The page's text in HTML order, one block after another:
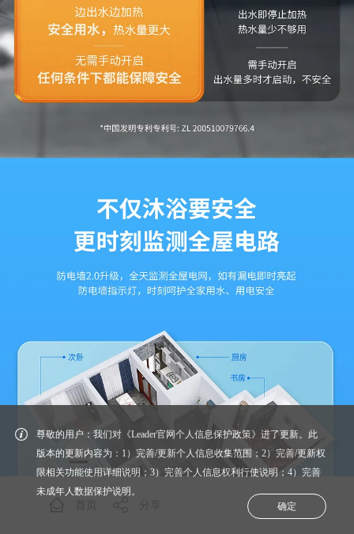
尊敬的用户：我们对《Leader官网个人信息保护政策》进了更新。此
版本的更新内容为：1）完善/更新个人信息收集范围；2）完善/更新权
限相关功能使用详细说明；3）完善个人信息权利行使说明；4）完善
未成年人数据保护说明。
确定